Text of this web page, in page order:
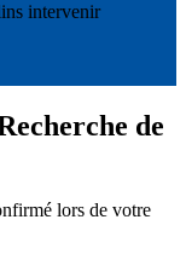
intervenir
de
lors de votre